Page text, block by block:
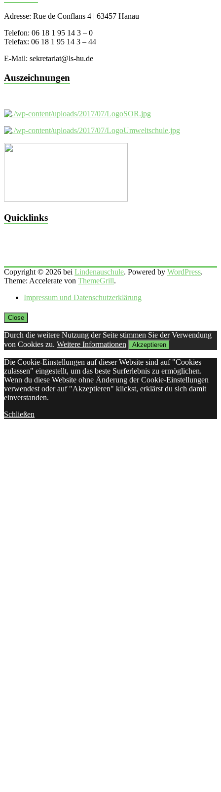
Adresse: Rue de Conflans 4 | 63457 Hanau
Telefon: 06 18 1 95 14 3 – 0
Telefax: 06 18 1 95 14 3 – 44
E-Mail: sekretariat@ls-hu.de
Auszeichnungen
Quicklinks
Copyright © 2026 bei Lindenauschule. Powered by WordPress.
Theme: Accelerate von ThemeGrill.
Impressum und Datenschutzerklärung
Close
Durch die weitere Nutzung der Seite stimmen Sie der Verwendung
von Cookies zu. Weitere Informationen Akzeptieren
Die Cookie-Einstellungen auf dieser Website sind auf "Cookies
zulassen" eingestellt, um das beste Surferlebnis zu ermöglichen.
Wenn du diese Website ohne Änderung der Cookie-Einstellungen
verwendest oder auf "Akzeptieren" klickst, erklärst du sich damit
einverstanden.
Schließen